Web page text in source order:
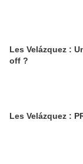
Les Velázquez :
off ?
Les Velázquez :